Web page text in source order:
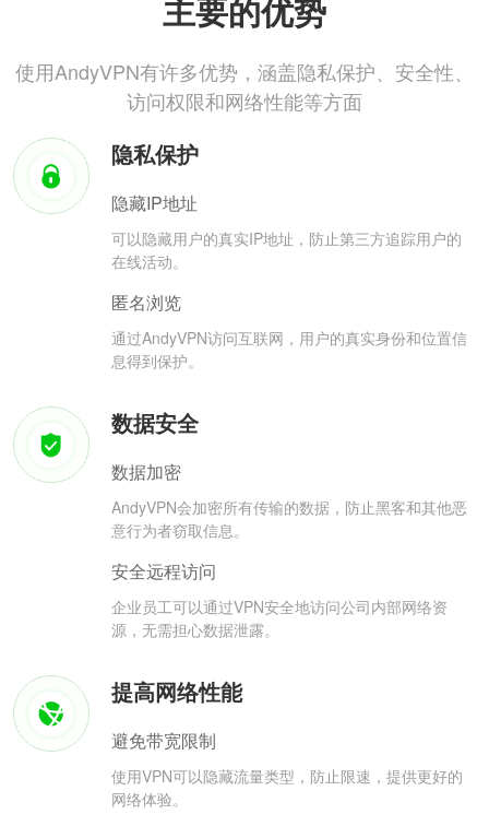
主要的优势
使用AndyVPN有许多优势，涵盖隐私保护、安全性、
访问权限和网络性能等方面
隐私保护
隐藏IP地址
可以隐藏用户的真实IP地址，防止第三方追踪用户的
在线活动。
匿名浏览
通过AndyVPN访问互联网，用户的真实身份和位置信
息得到保护。
数据安全
数据加密
AndyVPN会加密所有传输的数据，防止黑客和其他恶
意行为者窃取信息。
安全远程访问
企业员工可以通过VPN安全地访问公司内部网络资
源，无需担心数据泄露。
提高网络性能
避免带宽限制
使用VPN可以隐藏流量类型，防止限速，提供更好的
网络体验。